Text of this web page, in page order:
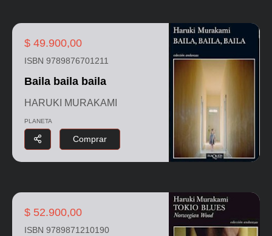
$ 49.900,00
ISBN 9789876701211
Baila baila baila
HARUKI MURAKAMI
PLANETA
Comprar
$ 52.900,00
ISBN 9789871210190